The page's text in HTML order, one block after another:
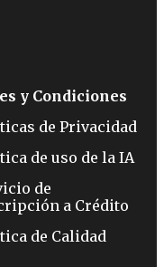
y Condiciones
de Privacidad
de uso de la IA
de
a Crédito
de Calidad